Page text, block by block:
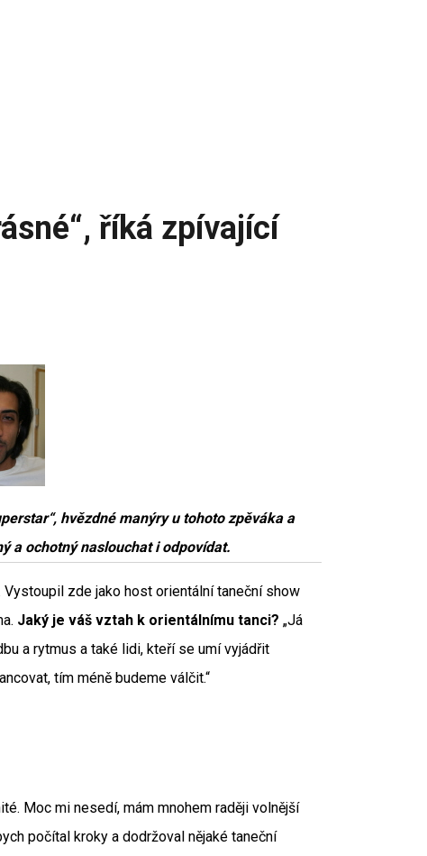
říká zpívající
hvězdné manýry u tohoto zpěváka a
a ochotný naslouchat i odpovídat.
zde jako host orientální taneční show
Jaký je váš vztah k orientálnímu tanci? „Já
a rytmus a také lidi, kteří se umí vyjádřit
tím méně budeme válčit.“
Moc mi nesedí, mám mnohem raději volnější
počítal kroky a dodržoval nějaké taneční